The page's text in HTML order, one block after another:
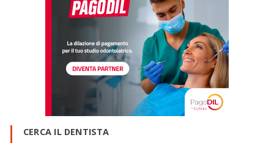
CERCA IL DENTISTA